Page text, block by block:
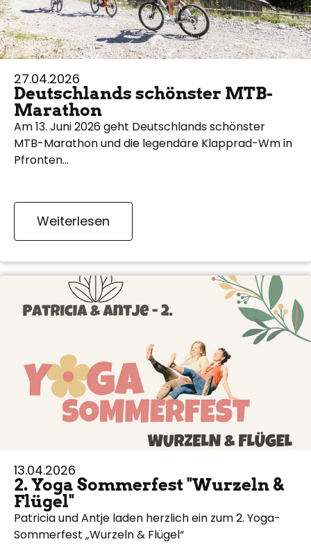
27.04.2026
Deutschlands schönster MTB-
Marathon
Am 13. Juni 2026 geht Deutschlands schönster
MTB-Marathon und die legendäre Klapprad-Wm in
Pfronten…
Weiterlesen
13.04.2026
2. Yoga Sommerfest "Wurzeln &
Flügel"
Patricia und Antje laden herzlich ein zum 2. Yoga-
Sommerfest „Wurzeln & Flügel“